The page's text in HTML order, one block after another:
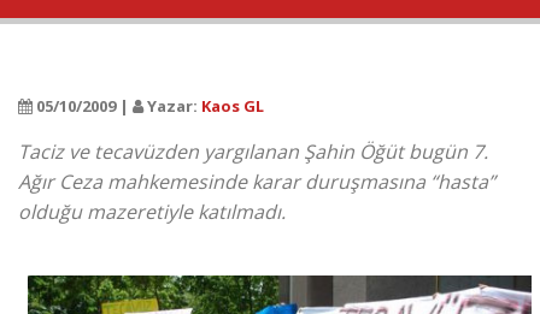
05/10/2009 | Yazar: Kaos GL
Taciz ve tecavüzden yargılanan Şahin Öğüt bugün 7.
Ağır Ceza mahkemesinde karar duruşmasına “hasta”
olduğu mazeretiyle katılmadı.